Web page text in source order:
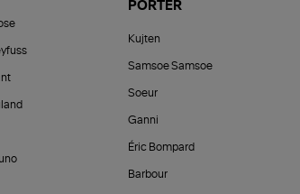
PORTER
Kujten
Samsoe Samsoe
Soeur
Ganni
Éric Bompard
Barbour